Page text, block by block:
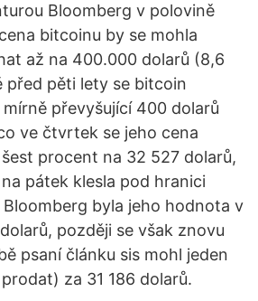
Bloomberg v polovině
bitcoinu by se mohla
až na 400.000 dolarů (8,6
před pěti lety se bitcoin
převyšující 400 dolarů
ve čtvrtek se jeho cena
procent na 32 527 dolarů,
pátek klesla pod hranici
byla jeho hodnota v
později se však znovu
psaní článku sis mohl jeden
za 31 186 dolarů.